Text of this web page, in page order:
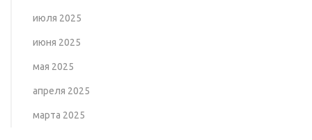
июля 2025
июня 2025
мая 2025
апреля 2025
марта 2025